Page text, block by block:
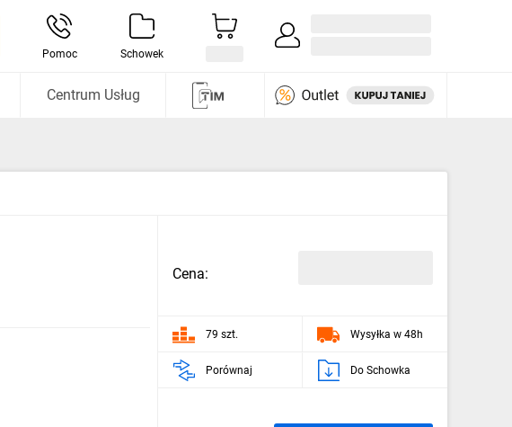
Pomoc Schowek
Centrum Usług
Cena:
79 szt. Wysyłka w 48h
Porównaj Do Schowka